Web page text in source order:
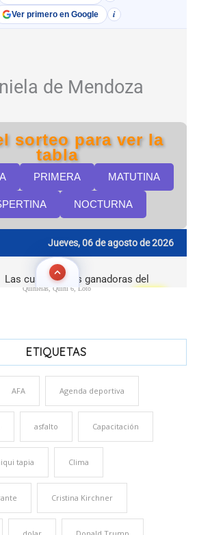
Quinielas, Quini 6, Loto
ETIQUETAS
AFA Agenda deportiva
asfalto Capacitación
tapia Clima
Cristina Kirchner